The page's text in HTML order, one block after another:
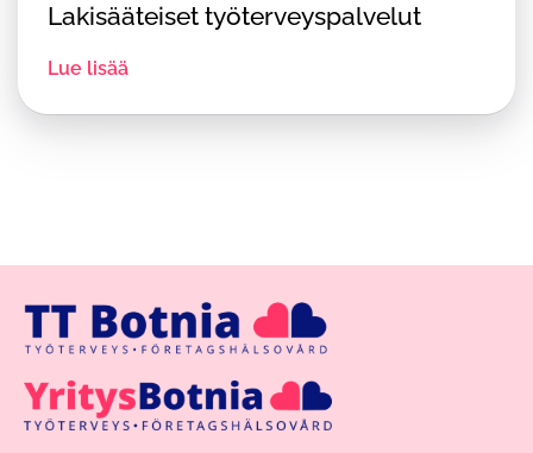
Lakisääteiset työterveyspalvelut
Lue lisää